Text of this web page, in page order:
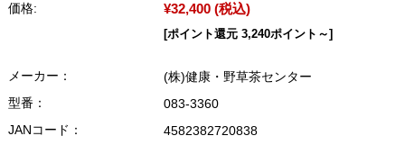
価格: ¥32,400 (税込)
[ポイント還元 3,240ポイント～]
メーカー：
(株)健康・野草茶センター
型番：
083-3360
JANコード：
4582382720838